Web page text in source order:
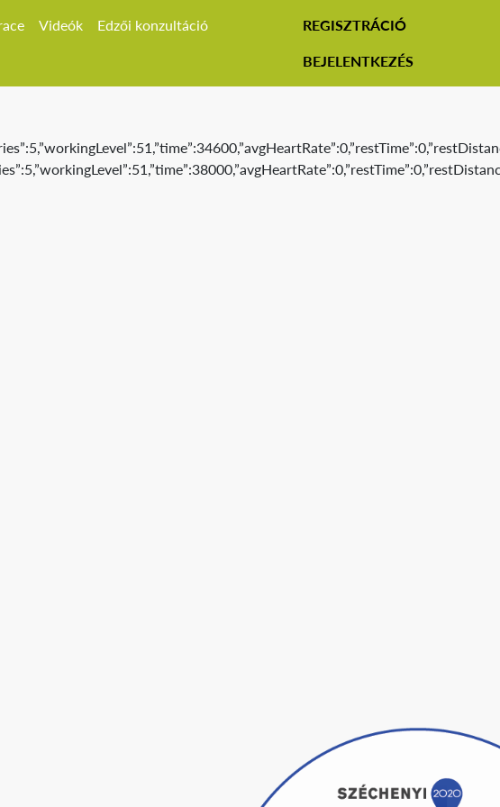
Videók Edzői konzultáció REGISZTRÁCIÓ
BEJELENTKEZÉS